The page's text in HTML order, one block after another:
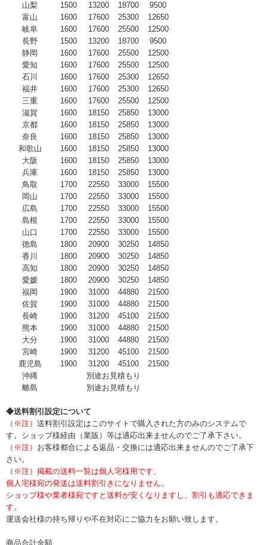
山梨
1500 13200 18700
9500
富山
1600 17600 25300
12650
岐阜
1600 17600 25500
12500
長野
1500 13200 18700
9500
静岡
1600 17600 25500
12500
愛知
1600 17600 25500
12500
石川
1600 17600 25300
12650
福井
1600 17600 25300
12650
三重
1600 17600 25500
12500
滋賀
1600 18150 25850
13000
京都
1600 18150 25850
13000
奈良
1600 18150 25850
13000
和歌山
1600 18150 25850
13000
大阪
1600 18150 25850
13000
兵庫
1600 18150 25850
13000
鳥取
1700 22550 33000
15500
岡山
1700 22550 33000
15500
広島
1700 22550 33000
15500
島根
1700 22550 33000
15500
山口
1700 22550 33000
15500
徳島
1800 20900 30250
14850
香川
1800 20900 30250
14850
高知
1800 20900 30250
14850
愛媛
1800 20900 30250
14850
福岡
1900 31000 44880
21500
佐賀
1900 31000 44880
21500
長崎
1900 31200 45100
21500
熊本
1900 31000 44880
21500
大分
1900 31000 44880
21500
宮崎
1900 31200 45100
21500
鹿児島
1900 31200 45100
21500
沖縄
別途お見積もり
離島
別途お見積もり
◆送料割引設定について
（※注） 送料割引設定はこのサイトで購入された方のみのシステムで
す。ショップ様経由（業販）等は適応出来ませんのでご了承下さい。
（※注） お客様都合による返品・交換には適応出来ませんのでご了承下
さい。
（※注）掲載の送料一覧は個人宅様用です。
個人宅様宛の発送は送料割引きになりません。
ショップ様や業者様宛ですと送料が安くなりますし、割引も適応できま
す。
運送会社様の持ち帰りや不在対応にご協力をお願い致します。
商品合計金額